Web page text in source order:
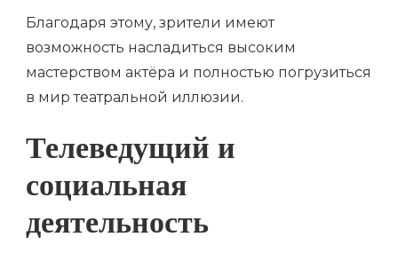
Благодаря этому, зрители имеют
возможность насладиться высоким
мастерством актёра и полностью погрузиться
в мир театральной иллюзии.
Телеведущий и
социальная
деятельность